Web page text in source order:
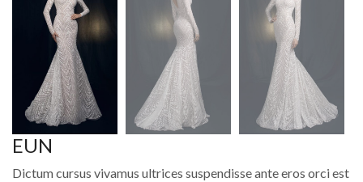
EUN
Dictum cursus vivamus ultrices suspendisse ante eros orci est